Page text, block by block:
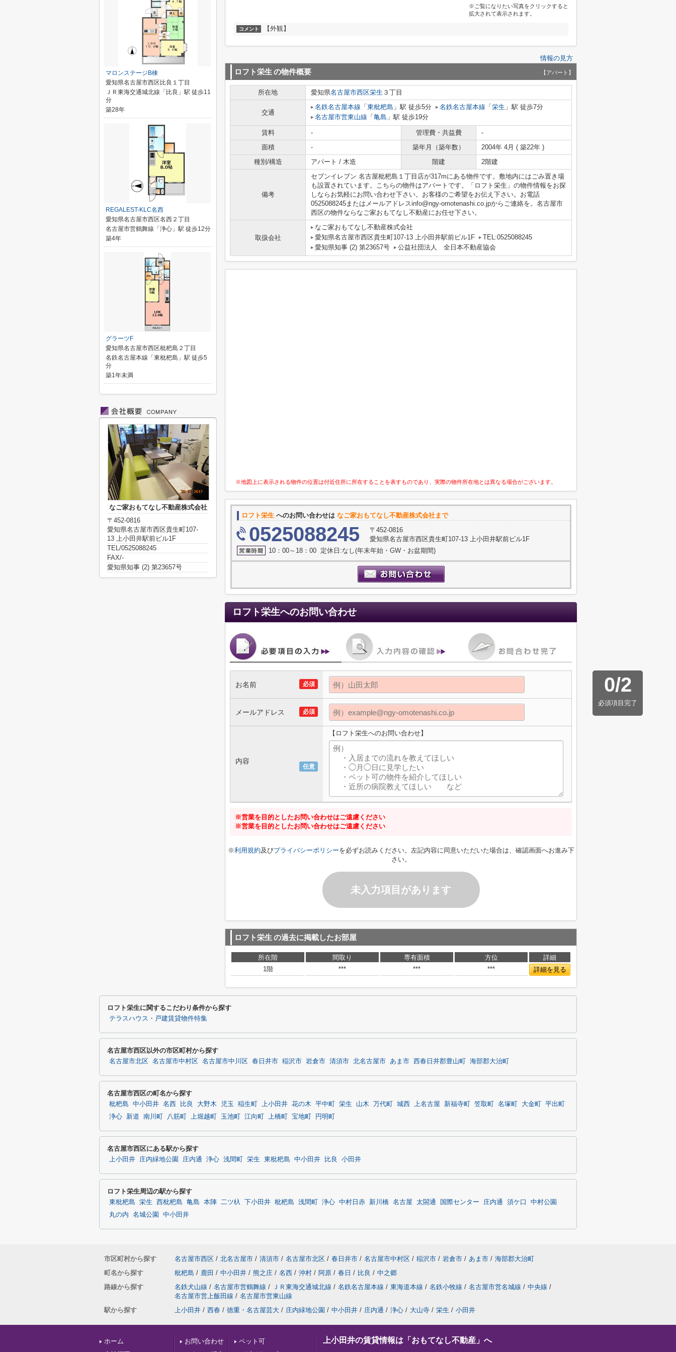
※ご覧になりたい写真をクリックすると
拡大されて表示されます。
コメント 【外観】
情報の見方
ロフト栄生 の物件概要 【アパート】
所在地 愛知県名古屋市西区栄生 ３丁目
交通
名鉄名古屋本線 「 東枇杷島 」駅 徒歩5分 名鉄名古屋本線 「 栄生 」駅 徒歩7分
名古屋市営東山線 「 亀島 」駅 徒歩19分
賃料 - 管理費・共益費
-
面積
- 築年月（築年数）
2004年 4月 ( 築22年 )
種別/構造
アパート / 木造 階建 2階建
備考
セブンイレブン 名古屋枇杷島１丁目店が317mにある物件です。敷地内にはごみ置き場
も設置されています。こちらの物件はアパートです。「ロフト栄生」の物件情報をお探
しならお気軽にお問い合わせ下さい。お客様のご希望をお伝え下さい。お電話
0525088245またはメールアドレスinfo@ngy-omotenashi.co.jpからご連絡を。名古屋市
西区の物件ならなご家おもてなし不動産にお任せ下さい。
取扱会社
なご家おもてなし不動産株式会社
愛知県名古屋市西区貴生町107-13 上小田井駅前ビル1F
TEL:0525088245
愛知県知事 (2) 第23657号
公益社団法人 全日本不動産協会
※地図上に表示される物件の位置は付近住所に所在することを表すものであり、実際の物件所在地とは異なる場合がございます。
ロフト栄生 へのお問い合わせは なご家おもてなし不動産株式会社まで
0525088245
〒452-0816
愛知県名古屋市西区貴生町107-13 上小田井駅前ビル1F
10：00～18：00 定休日:なし(年末年始・GW・お盆期間)
ロフト栄生へのお問い合わせ
0/2
必須項目完了
必須
お名前
必須
メールアドレス
任意
内容
【ロフト栄生へのお問い合わせ】
※営業を目的としたお問い合わせはご遠慮ください
※営業を目的としたお問い合わせはご遠慮ください
※利用規約及びプライバシーポリシーを必ずお読みください。左記内容に同意いただいた場合は、確認画面へお進み下
さい。
未入力項目があります
ロフト栄生 の過去に掲載したお部屋
所在階 間取り 専有面積 方位
詳細
1階
*** *** *** 詳細を見る
マロンステージB棟
愛知県名古屋市西区比良１丁目
ＪＲ東海交通城北線「比良」駅 徒歩11
分
築28年
REGALEST-KLC名西
愛知県名古屋市西区名西２丁目
名古屋市営鶴舞線「浄心」駅 徒歩12分
築4年
グラーツF
愛知県名古屋市西区枇杷島２丁目
名鉄名古屋本線「東枇杷島」駅 徒歩5
分
築1年未満
なご家おもてなし不動産株式会社
〒452-0816
愛知県名古屋市西区貴生町107-
13 上小田井駅前ビル1F
TEL/0525088245
FAX/-
愛知県知事 (2) 第23657号
ロフト栄生に関するこだわり条件から探す
テラスハウス・戸建賃貸物件特集
名古屋市西区以外の市区町村から探す
名古屋市北区 名古屋市中村区 名古屋市中川区 春日井市 稲沢市 岩倉市 清須市 北名古屋市 あま市 西春日井郡豊山町 海部郡大治町
名古屋市西区の町名から探す
枇杷島 中小田井 名西 比良 大野木 児玉 稲生町 上小田井 花の木 平中町 栄生 山木 万代町 城西 上名古屋 新福寺町 笠取町 名塚町 大金町
平出町
浄心
新道 南川町 八筋町 上堀越町 玉池町 江向町 上橋町 宝地町 円明町
名古屋市西区にある駅から探す
上小田井 庄内緑地公園 庄内通 浄心 浅間町 栄生 東枇杷島 中小田井 比良 小田井
ロフト栄生周辺の駅から探す
東枇杷島 栄生 西枇杷島 亀島 本陣 二ツ杁 下小田井 枇杷島 浅間町 浄心 中村日赤 新川橋 名古屋 太閤通 国際センター 庄内通 須ケ口
中村公園
丸の内
名城公園 中小田井
市区町村から探す 名古屋市西区 / 北名古屋市 / 清須市 / 名古屋市北区 / 春日井市 / 名古屋市中村区 / 稲沢市 / 岩倉市 / あま市 / 海部郡大治町
町名から探す
枇杷島 / 鹿田 / 中小田井 / 熊之庄 / 名西 / 沖村 / 阿原 / 春日 / 比良 / 中之郷
路線から探す
名鉄犬山線 / 名古屋市営鶴舞線 / ＪＲ東海交通城北線 / 名鉄名古屋本線 / 東海道本線 / 名鉄小牧線 / 名古屋市営名城線 / 中央線 /
名古屋市営上飯田線 / 名古屋市営東山線
駅から探す
上小田井 / 西春 / 徳重・名古屋芸大 / 庄内緑地公園 / 中小田井 / 庄内通 / 浄心 / 大山寺 / 栄生 / 小田井
ホーム
お問い合わせ
ペット可
上小田井の賃貸情報は「おもてなし不動産」へ